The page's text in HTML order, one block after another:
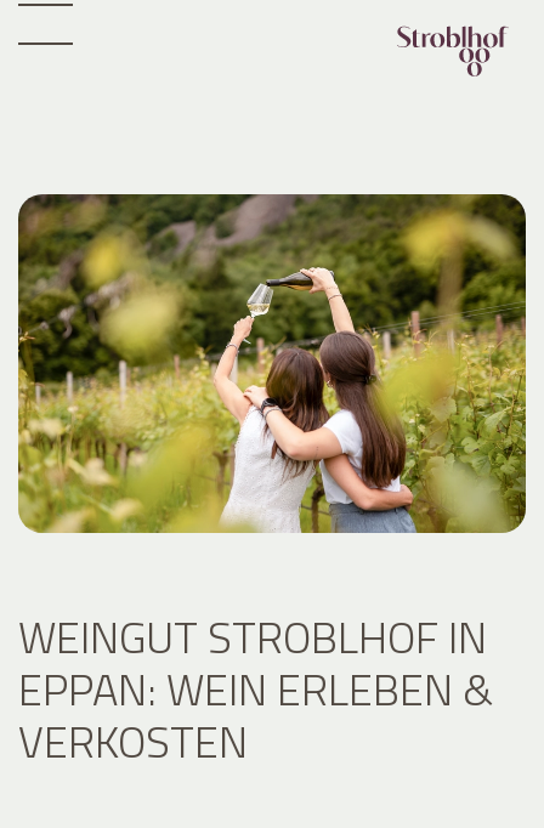
WEINGUT STROBLHOF IN
EPPAN: WEIN ERLEBEN &
VERKOSTEN